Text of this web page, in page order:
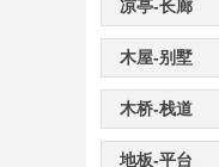
凉亭-长廊
木屋-别墅
木桥-栈道
地板-平台